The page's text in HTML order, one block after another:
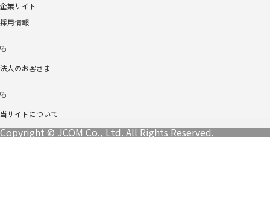
企業サイト
採用情報
法人のお客さま
当サイトについて
Copyright © JCOM Co., Ltd. All Rights Reserved.